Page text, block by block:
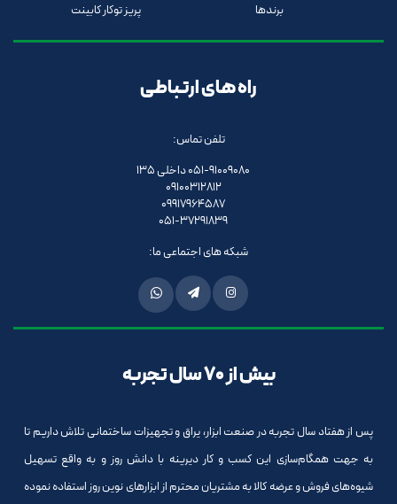
برندها
پریز توکار کابینت
راه های ارتباطی
تلفن تماس:
051-91009080 داخلی 135
09100312812
09917964587
051-37291839
شبکه های اجتماعی ما:
بیش از 70 سال تجربه
پس از هفتاد سال تجربه در صنعت ابزار، یراق و تجهیزات ساختمانی تلاش داریم تا
به جهت همگام‌سازی این کسب و کار دیرینه با دانش روز و به واقع تسهیل
شیوه‌های فروش و عرضه کالا به مشتریان محترم از ابزارهای نوین روز استفاده نموده